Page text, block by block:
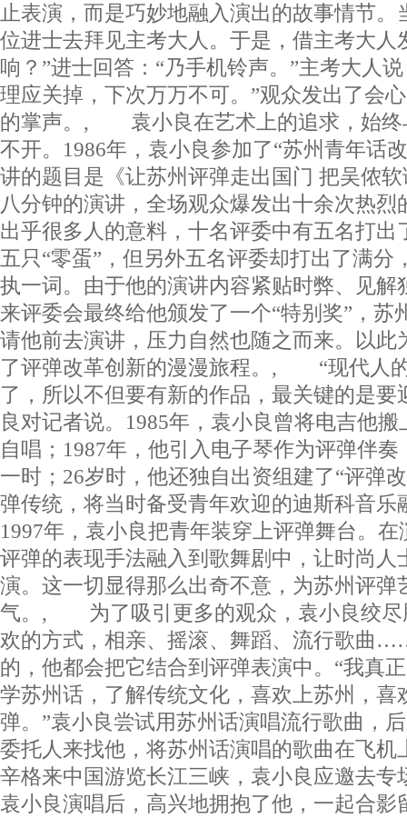
止表演，而是巧妙地融入演出的故事情节。
位进士去拜见主考大人。于是，借主考大人
响？”进士回答：“乃手机铃声。”主考大人
理应关掉，下次万万不可。”观众发出了会
的掌声。, 袁小良在艺术上的追求，始终
不开。1986年，袁小良参加了“苏州青年话
讲的题目是《让苏州评弹走出国门 把吴侬
八分钟的演讲，全场观众爆发出十余次热烈
出乎很多人的意料，十名评委中有五名打出
五只“零蛋”，但另外五名评委却打出了满分
执一词。由于他的演讲内容紧贴时弊、见解
来评委会最终给他颁发了一个“特别奖”，苏
请他前去演讲，压力自然也随之而来。以此
了评弹改革创新的漫漫旅程。, “现代人
了，所以不但要有新的作品，最关键的是要
良对记者说。1985年，袁小良曾将电吉他
自唱；1987年，他引入电子琴作为评弹伴
一时；26岁时，他还独自出资组建了“评弹
弹传统，将当时备受青年欢迎的迪斯科音乐
1997年，袁小良把青年装穿上评弹舞台。
评弹的表现手法融入到歌舞剧中，让时尚人
演。这一切显得那么出奇不意，为苏州评弹
气。, 为了吸引更多的观众，袁小良绞尽
欢的方式，相亲、摇滚、舞蹈、流行歌曲
的，他都会把它结合到评弹表演中。“我真
学苏州话，了解传统文化，喜欢上苏州，喜
弹。”袁小良尝试用苏州话演唱流行歌曲，
委托人来找他，将苏州话演唱的歌曲在飞机
辛格来中国游览长江三峡，袁小良应邀去专
袁小良演唱后，高兴地拥抱了他，一起合影